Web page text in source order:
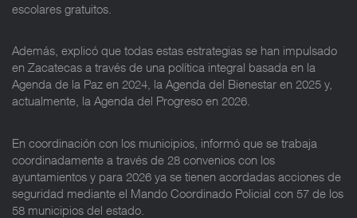
escolares gratuitos.
Además, explicó que todas estas estrategias se han impulsado
en Zacatecas a través de una política integral basada en la
Agenda de la Paz en 2024, la Agenda del Bienestar en 2025 y,
actualmente, la Agenda del Progreso en 2026.
En coordinación con los municipios, informó que se trabaja
coordinadamente a través de 28 convenios con los
ayuntamientos y para 2026 ya se tienen acordadas acciones de
seguridad mediante el Mando Coordinado Policial con 57 de los
58 municipios del estado.